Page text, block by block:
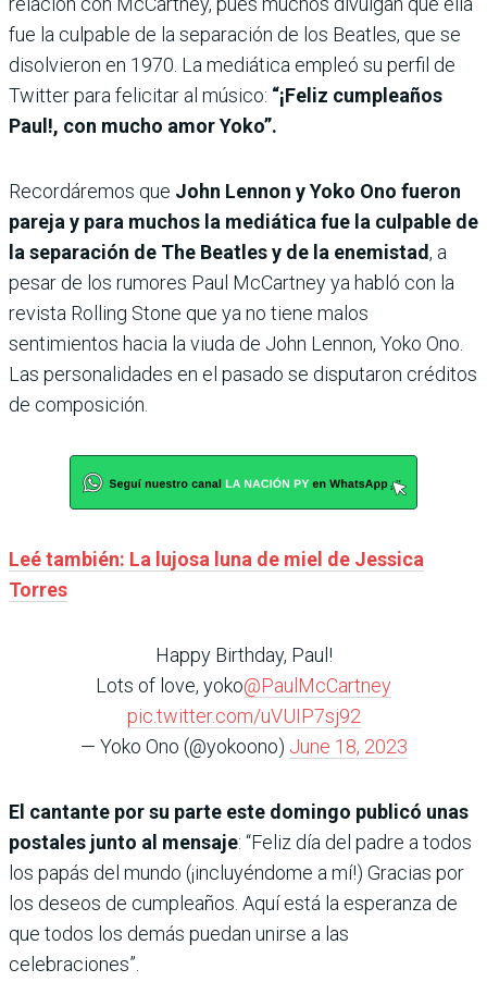
fue la culpable de la separación de los Beatles, que se
disolvieron en 1970. La mediática empleó su perfil de
Twitter para felicitar al músico: “¡Feliz cumpleaños
Paul!, con mucho amor Yoko”.
Recordáremos que John Lennon y Yoko Ono fueron
pareja y para muchos la mediática fue la culpable de
la separación de The Beatles y de la enemistad, a
pesar de los rumores Paul McCartney ya habló con la
revista Rolling Stone que ya no tiene malos
sentimientos hacia la viuda de John Lennon, Yoko Ono.
Las personalidades en el pasado se disputaron créditos
de composición.
Leé también: La lujosa luna de miel de Jessica
Torres
Happy Birthday, Paul!
Lots of love, yoko@PaulMcCartney
pic.twitter.com/uVUIP7sj92
— Yoko Ono (@yokoono) June 18, 2023
El cantante por su parte este domingo publicó unas
postales junto al mensaje: “Feliz día del padre a todos
los papás del mundo (¡incluyéndome a mí!) Gracias por
los deseos de cumpleaños. Aquí está la esperanza de
que todos los demás puedan unirse a las
celebraciones”.